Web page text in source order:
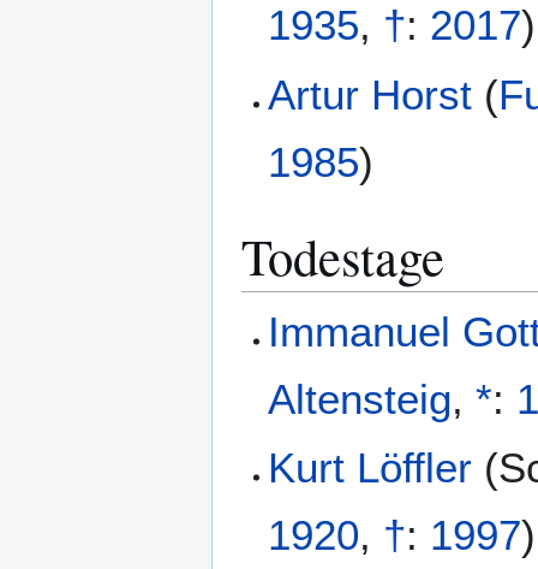
1935, †: 2017)
Artur Horst (
1985)
Todestage
Immanuel
Altensteig,*:
Kurt Löffler (
1920, †: 1997)